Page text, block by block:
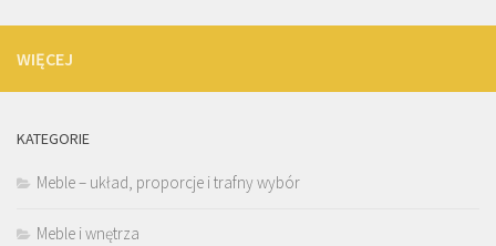
WIĘCEJ
KATEGORIE
Meble – układ, proporcje i trafny wybór
Meble i wnętrza